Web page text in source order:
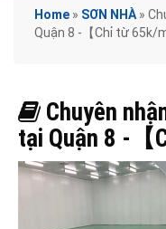
Home » SƠN NHÀ »
Quận 8 -【Chỉ từ 65k/
Chuyên
tại Quận 8 -【